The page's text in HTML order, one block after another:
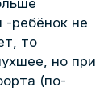
-ребёнок не
то
но при
(по-